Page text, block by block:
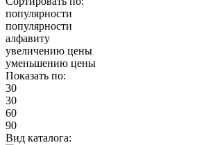
популярности
популярности
алфавиту
увеличению цены
уменьшению цены
Показать по:
30
30
60
90
Вид каталога: